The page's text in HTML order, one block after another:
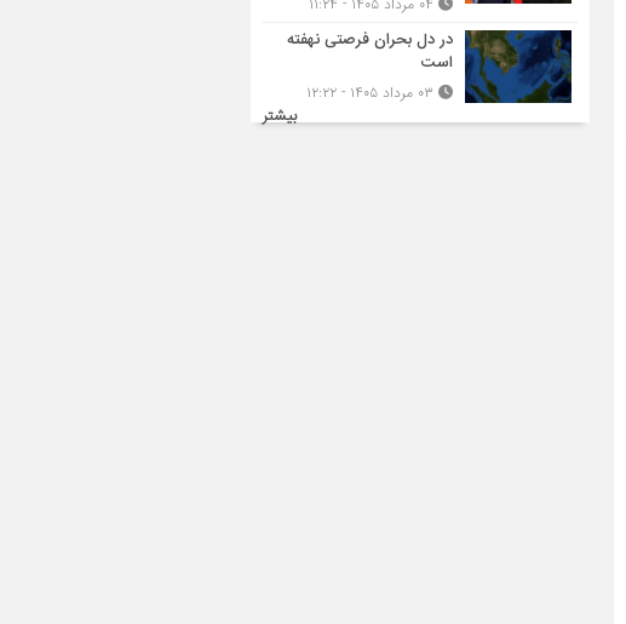
در دل بحران فرصتی نهفته
است
بیشتر